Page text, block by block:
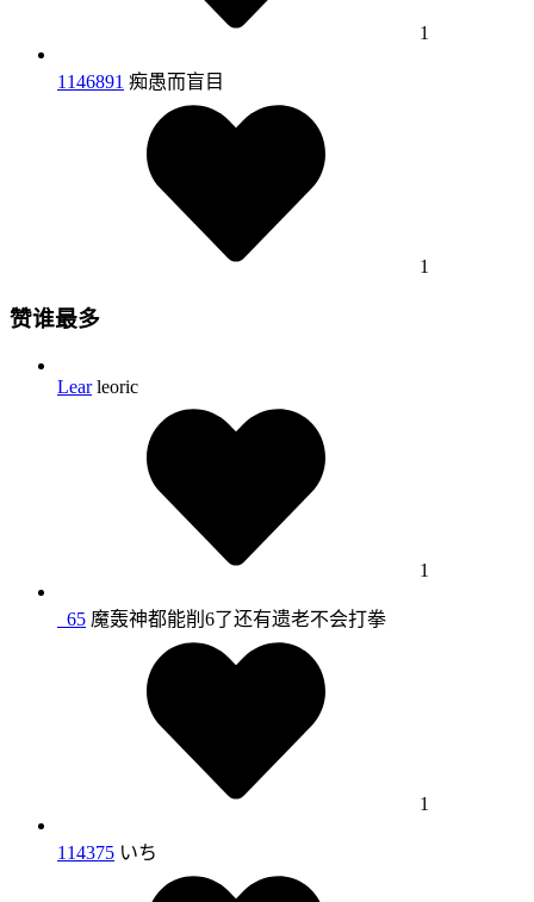
1
1146891 痴愚而盲目
1
赞谁最多
Lear leoric
1
_65 魔轰神都能削6了还有遗老不会打拳
1
114375 いち